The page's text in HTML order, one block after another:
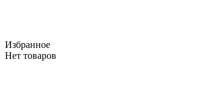
Избранное
Нет товаров